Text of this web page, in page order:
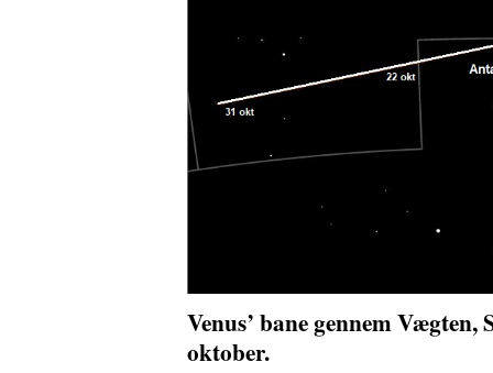
Venus’ bane gennem
oktober.